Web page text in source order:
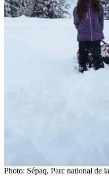
Photo: Sépaq, Parc national de